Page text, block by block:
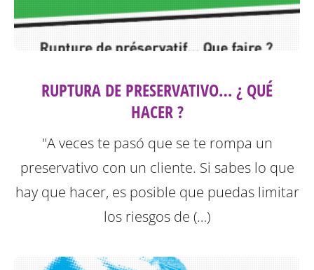
RUPTURA DE PRESERVATIVO… ¿ QUÉ
HACER ?
"A veces te pasó que se te rompa un
preservativo con un cliente. Si sabes lo que
hay que hacer, es posible que puedas limitar
los riesgos de (…)